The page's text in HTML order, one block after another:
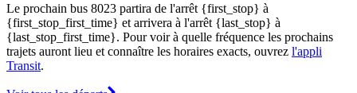
Le prochain bus 8023 partira de l'arrêt {first_stop} à
{first_stop_first_time} et arrivera à l'arrêt {last_stop} à
{last_stop_first_time}. Pour voir à quelle fréquence les prochains
trajets auront lieu et connaître les horaires exacts, ouvrez l'appli
Transit.